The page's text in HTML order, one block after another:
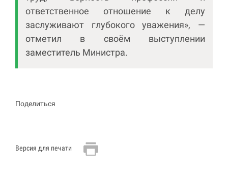
ответственное отношение к делу
заслуживают глубокого уважения», —
отметил в своём выступлении
заместитель Министра.
Поделиться
Версия для печати